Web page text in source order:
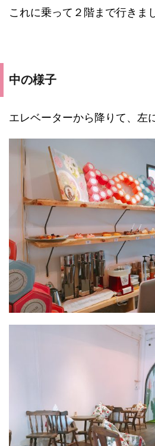
これに乗って２階まで行きま
中の様子
エレベーターから降りて、左